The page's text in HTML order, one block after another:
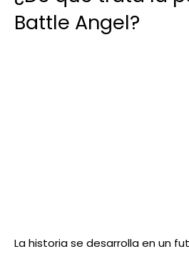
Battle Angel?
La historia se desarrolla en un